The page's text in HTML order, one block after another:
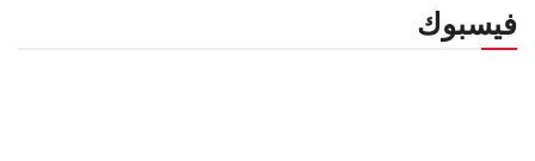
فيسبوك